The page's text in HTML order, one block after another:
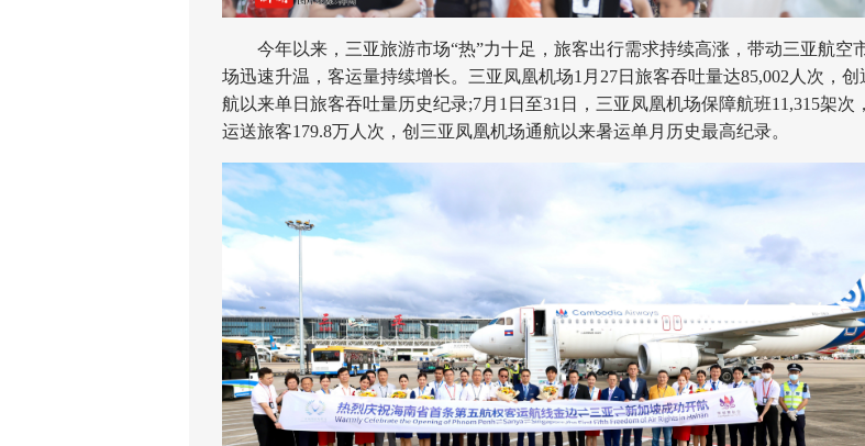
今年以来，三亚旅游市场“热”力十足，旅客出行需求持续高涨，带动三亚航空
场迅速升温，客运量持续增长。三亚凤凰机场1月27日旅客吞吐量达85,002人次，创
航以来单日旅客吞吐量历史纪录;7月1日至31日，三亚凤凰机场保障航班11,315架次，
运送旅客179.8万人次，创三亚凤凰机场通航以来暑运单月历史最高纪录。